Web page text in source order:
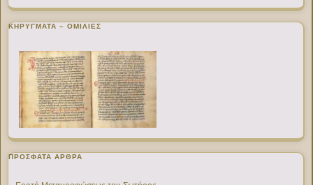
ΚΗΡΥΓΜΑΤΑ – ΟΜΙΛΙΕΣ
ΠΡΌΣΦΑΤΑ ΆΡΘΡΑ